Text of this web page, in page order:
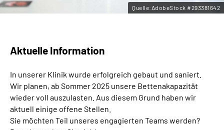
Quelle:AdobeStock #293381642
Aktuelle Information
In unserer Klinik wurde erfolgreich gebaut und saniert.
Wir planen, ab Sommer 2025 unsere Bettenakapazität
wieder voll auszulasten. Aus diesem Grund haben wir
aktuell einige offene Stellen.
Sie möchten Teil unseres engagierten Teams werden?